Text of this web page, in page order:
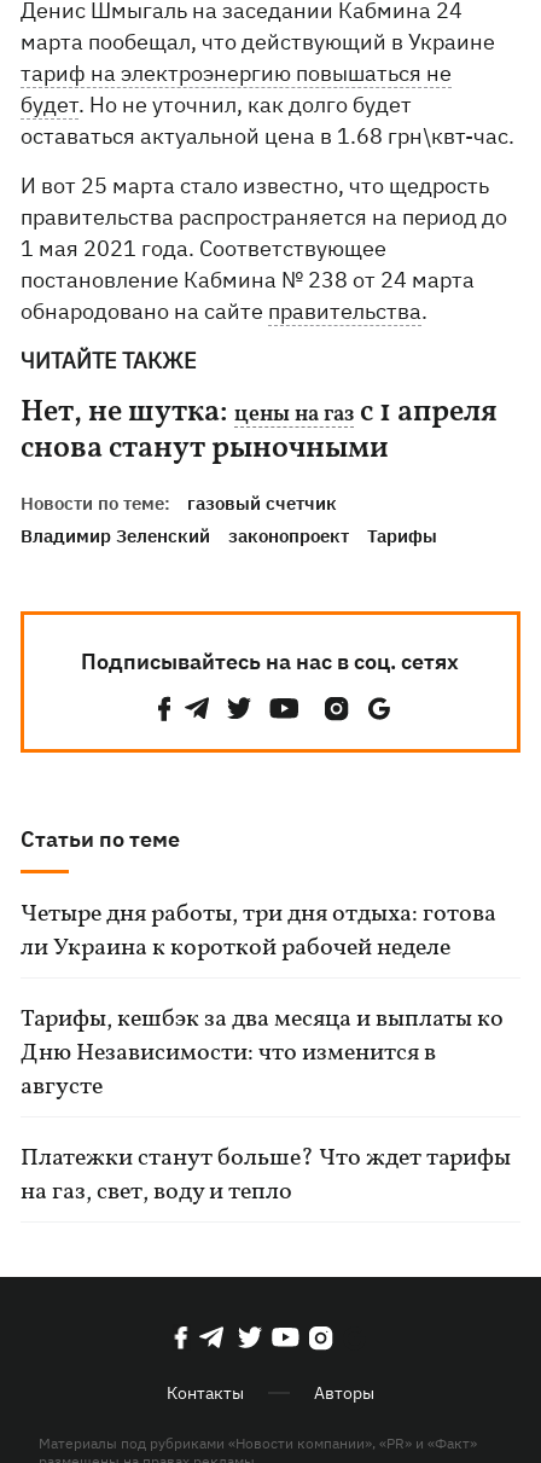
Денис Шмыгаль на заседании Кабмина 24
марта пообещал, что действующий в Украине
тариф на электроэнергию повышаться не
будет. Но не уточнил, как долго будет
оставаться актуальной цена в 1.68 грн\квт-час.
И вот 25 марта стало известно, что щедрость
правительства распространяется на период до
1 мая 2021 года. Соответствующее
постановление Кабмина № 238 от 24 марта
обнародовано на сайте правительства.
ЧИТАЙТЕ ТАКЖЕ
Нет, не шутка:цены на газ с 1 апреля
снова станут рыночными
Новости по теме:
газовый счетчик
Владимир Зеленский
законопроект Тарифы
Подписывайтесь на нас в соц. сетях
Статьи по теме
Четыре дня работы, три дня отдыха: готова
ли Украина к короткой рабочей неделе
Тарифы, кешбэк за два месяца и выплаты ко
Дню Независимости: что изменится в
августе
Платежки станут больше? Что ждет тарифы
на газ, свет, воду и тепло
Контакты Авторы
Материалы под рубриками «Новости компании», «PR» и «Факт»